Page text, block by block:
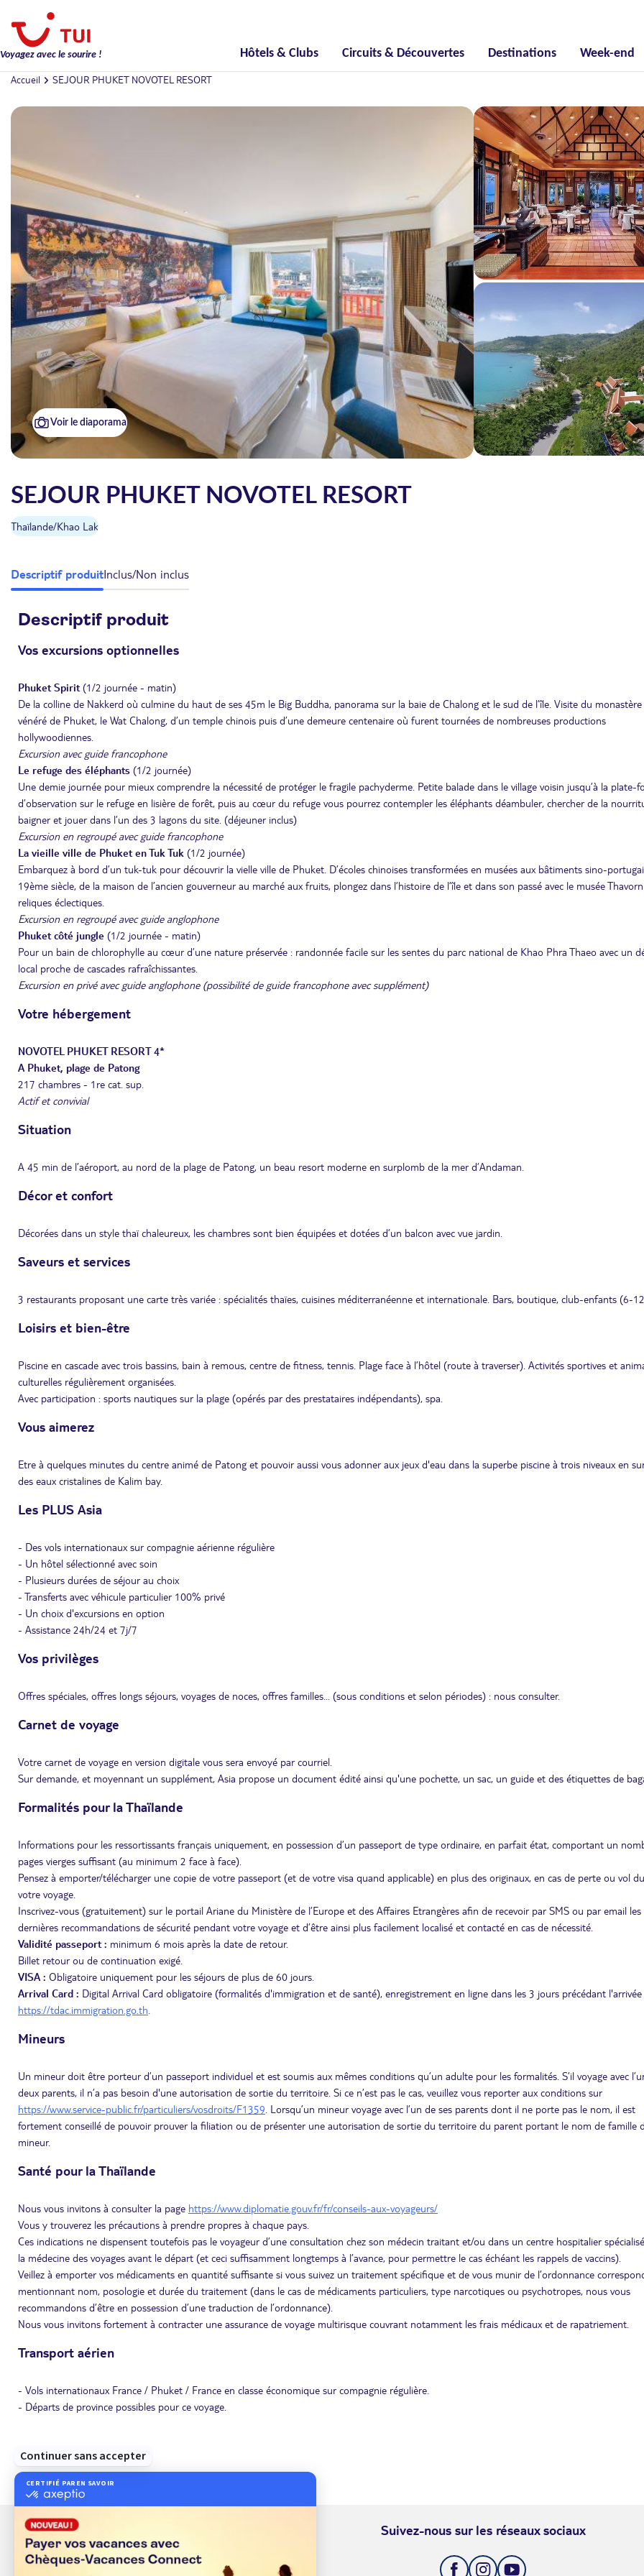
Voyagez avec le sourire ! Hôtels & Clubs Circuits & Découvertes Destinations Week-end
Accueil SEJOUR PHUKET NOVOTEL RESORT
Voir le diaporama
SEJOUR PHUKET NOVOTEL RESORT
Thaïlande/Khao Lak
Descriptif produitInclus/Non inclus
Descriptif produit
Vos excursions optionnelles
Phuket Spirit(1/2 journée - matin)
De la colline de Nakkerd où culmine du haut de ses 45m le Big Buddha, panorama sur la baie de Chalong et le sud de l’île. Visite du
vénéré de Phuket, le Wat Chalong, d’un temple chinois puis d’une demeure centenaire où furent tournées de nombreuses productions
hollywoodiennes.
Excursion avec guide francophone
Le refuge des éléphants (1/2 journée)
Une demie journée pour mieux comprendre la nécessité de protéger le fragile pachyderme. Petite balade dans le village voisin jusqu’à la plate-
d’observation sur le refuge en lisière de forêt, puis au cœur du refuge vous pourrez contempler les éléphants déambuler, chercher de la
baigner et jouer dans l’un des 3 lagons du site. (déjeuner inclus)
Excursion en regroupé avec guide francophone
La vieille ville de Phuket en Tuk Tuk (1/2 journée)
Embarquez à bord d’un tuk-tuk pour découvrir la vielle ville de Phuket. D’écoles chinoises transformées en musées aux bâtiments sino-
19ème siècle, de la maison de l’ancien gouverneur au marché aux fruits, plongez dans l’histoire de l’île et dans son passé avec le musée
reliques éclectiques.
Excursion en regroupé avec guide anglophone
Phuket côté jungle (1/2 journée - matin)
Pour un bain de chlorophylle au cœur d’une nature préservée : randonnée facile sur les sentes du parc national de Khao Phra Thaeo avec un
local proche de cascades rafraîchissantes.
Excursion en privé avec guide anglophone (possibilité de guide francophone avec supplément)
Votre hébergement
NOVOTEL PHUKET RESORT 4*
A Phuket, plage de Patong
217 chambres - 1re cat. sup.
Actif et convivial
Situation
A 45 min de l’aéroport, au nord de la plage de Patong, un beau resort moderne en surplomb de la mer d’Andaman.
Décor et confort
Décorées dans un style thaï chaleureux, les chambres sont bien équipées et dotées d’un balcon avec vue jardin.
Saveurs et services
3 restaurants proposant une carte très variée : spécialités thaïes, cuisines méditerranéenne et internationale. Bars, boutique, club-enfants (6-
Loisirs et bien-être
Piscine en cascade avec trois bassins, bain à remous, centre de fitness, tennis. Plage face à l’hôtel (route à traverser). Activités sportives et
culturelles régulièrement organisées.
Avec participation : sports nautiques sur la plage (opérés par des prestataires indépendants), spa.
Vous aimerez
Etre à quelques minutes du centre animé de Patong et pouvoir aussi vous adonner aux jeux d'eau dans la superbe piscine à trois niveaux en
des eaux cristalines de Kalim bay.
Les PLUS Asia
- Des vols internationaux sur compagnie aérienne régulière
- Un hôtel sélectionné avec soin
- Plusieurs durées de séjour au choix
- Transferts avec véhicule particulier 100% privé
- Un choix d'excursions en option
- Assistance 24h/24 et 7j/7
Vos privilèges
Offres spéciales, offres longs séjours, voyages de noces, offres familles... (sous conditions et selon périodes) : nous consulter.
Carnet de voyage
Votre carnet de voyage en version digitale vous sera envoyé par courriel.
Sur demande, et moyennant un supplément, Asia propose un document édité ainsi qu'une pochette, un sac, un guide et des étiquettes de
Formalités pour la Thaïlande
Informations pour les ressortissants français uniquement, en possession d’un passeport de type ordinaire, en parfait état, comportant un
pages vierges suffisant (au minimum 2 face à face).
Pensez à emporter/télécharger une copie de votre passeport (et de votre visa quand applicable) en plus des originaux, en cas de perte ou vol
votre voyage.
Inscrivez-vous (gratuitement) sur le portail Ariane du Ministère de l’Europe et des Affaires Etrangères afin de recevoir par SMS ou par email les
dernières recommandations de sécurité pendant votre voyage et d’être ainsi plus facilement localisé et contacté en cas de nécessité.
Validité passeport : minimum 6 mois après la date de retour.
Billet retour ou de continuation exigé.
VISA : Obligatoire uniquement pour les séjours de plus de 60 jours.
Arrival Card : Digital Arrival Card obligatoire (formalités d'immigration et de santé), enregistrement en ligne dans les 3 jours précédant
https://tdac.immigration.go.th
Mineurs
Un mineur doit être porteur d’un passeport individuel et est soumis aux mêmes conditions qu’un adulte pour les formalités. S’il voyage avec
deux parents, il n’a pas besoin d'une autorisation de sortie du territoire. Si ce n’est pas le cas, veuillez vous reporter aux conditions sur
https://www.service-public.fr/particuliers/vosdroits/F1359 . Lorsqu’un mineur voyage avec l’un de ses parents dont il ne porte pas le nom, il est
fortement conseillé de pouvoir prouver la filiation ou de présenter une autorisation de sortie du territoire du parent portant le nom de famille
mineur.
Santé pour la Thaïlande
Nous vous invitons à consulter la page https://www.diplomatie.gouv.fr/fr/conseils-aux-voyageurs/
Vous y trouverez les précautions à prendre propres à chaque pays.
Ces indications ne dispensent toutefois pas le voyageur d’une consultation chez son médecin traitant et/ou dans un centre hospitalier
la médecine des voyages avant le départ (et ceci suffisamment longtemps à l’avance, pour permettre le cas échéant les rappels de vaccins).
Veillez à emporter vos médicaments en quantité suffisante si vous suivez un traitement spécifique et de vous munir de l’ordonnance
mentionnant nom, posologie et durée du traitement (dans le cas de médicaments particuliers, type narcotiques ou psychotropes, nous vous
recommandons d’être en possession d’une traduction de l’ordonnance).
Nous vous invitons fortement à contracter une assurance de voyage multirisque couvrant notamment les frais médicaux et de rapatriement.
Transport aérien
- Vols internationaux France / Phuket / France en classe économique sur compagnie régulière.
- Départs de province possibles pour ce voyage.
Suivez-nous sur les réseaux sociaux